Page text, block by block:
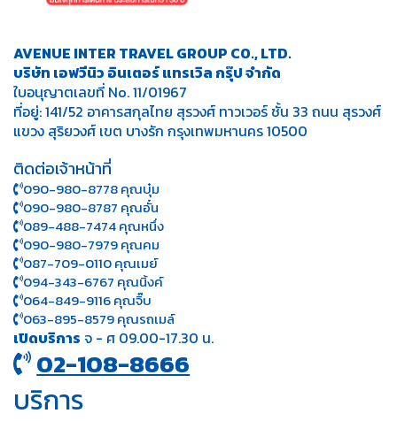
AVENUE INTER TRAVEL GROUP CO., LTD.
บริษัท เอฟวีนิว อินเตอร์ แทรเวิล กรุ๊ป จำกัด
ใบอนุญาตเลขที่ No. 11/01967
ที่อยู่: 141/52 อาคารสกุลไทย สุรวงศ์ ทาวเวอร์ ชั้น 33 ถนน สุรวงศ์
แขวง สุริยวงศ์ เขต บางรัก กรุงเทพมหานคร 10500
ติดต่อเจ้าหน้าที่
090-980-8778 คุณบุ๋ม
090-980-8787 คุณอั๋น
089-488-7474 คุณหนึ่ง
090-980-7979 คุณคม
087-709-0110 คุณเมย์
094-343-6767 คุณนิ้งค์
064-849-9116 คุณจิ๊บ
063-895-8 579คุณรถเมล์
เปิดบริการ จ - ศ 09.00-17.30 น.
02-108-8666
บริการ